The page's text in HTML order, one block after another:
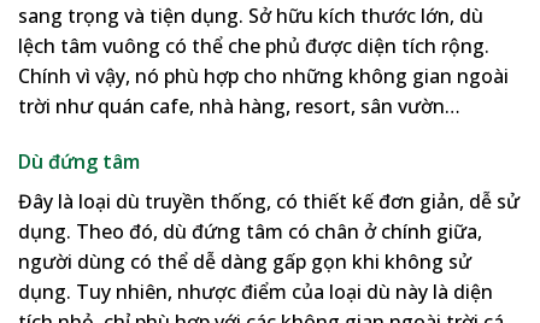
sang trọng và tiện dụng. Sở hữu kích thước lớn, dù
lệch tâm vuông có thể che phủ được diện tích rộng.
Chính vì vậy, nó phù hợp cho những không gian ngoài
trời như quán cafe, nhà hàng, resort, sân vườn…
Dù đứng tâm
Đây là loại dù truyền thống, có thiết kế đơn giản, dễ sử
dụng. Theo đó, dù đứng tâm có chân ở chính giữa,
người dùng có thể dễ dàng gấp gọn khi không sử
dụng. Tuy nhiên, nhược điểm của loại dù này là diện